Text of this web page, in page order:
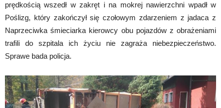
prędkością wszedł w zakręt i na mokrej nawierzchni wpadł w
Poślizg, który zakończył się czołowym zdarzeniem z jadaca z
Naprzeciwka śmieciarka kierowcy obu pojazdów z obrażeniami
trafili do szpitala ich życiu nie zagraża niebezpieczeństwo.
Sprawe bada policja.